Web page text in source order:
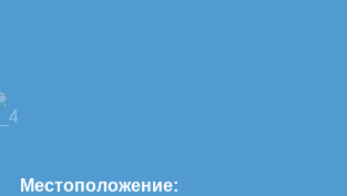
Местоположение: